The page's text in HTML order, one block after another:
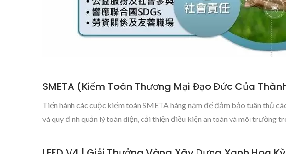
SMETA (Kiểm Toán Thương Mại Đạo Đức Của
Tiến hành các cuộc kiểm toán SMETA hàng năm để đảm bảo tuân thủ
và quy định quản lý toàn diện, cải thiện điều kiện an toàn và môi trường